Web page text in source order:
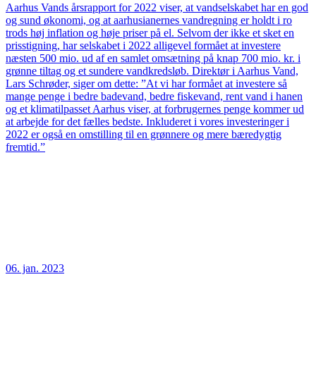
Aarhus Vands årsrapport for 2022 viser, at vandselskabet har en god
og sund økonomi, og at aarhusianernes vandregning er holdt i ro
trods høj inflation og høje priser på el. Selvom der ikke et sket en
prisstigning, har selskabet i 2022 alligevel formået at investere
næsten 500 mio. ud af en samlet omsætning på knap 700 mio. kr. i
grønne tiltag og et sundere vandkredsløb. Direktør i Aarhus Vand,
Lars Schrøder, siger om dette: ”At vi har formået at investere så
mange penge i bedre badevand, bedre fiskevand, rent vand i hanen
og et klimatilpasset Aarhus viser, at forbrugernes penge kommer ud
at arbejde for det fælles bedste. Inkluderet i vores investeringer i
2022 er også en omstilling til en grønnere og mere bæredygtig
fremtid.”
06. jan. 2023